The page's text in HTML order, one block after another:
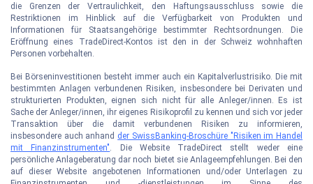
die Grenzen der Vertraulichkeit, den Haftungsausschluss sowie die
Restriktionen im Hinblick auf die Verfügbarkeit von Produkten und
Informationen für Staatsangehörige bestimmter Rechtsordnungen. Die
Eröffnung eines TradeDirect-Kontos ist den in der Schweiz wohnhaften
Personen vorbehalten.
Bei Börseninvestitionen besteht immer auch ein Kapitalverlustrisiko. Die mit
bestimmten Anlagen verbundenen Risiken, insbesondere bei Derivaten und
strukturierten Produkten, eignen sich nicht für alle Anleger/innen. Es ist
Sache der Anleger/innen, ihr eigenes Risikoprofil zu kennen und sich vor jeder
Transaktion über die damit verbundenen Risiken zu informieren,
insbesondere auch anhand der SwissBanking-Broschüre "Risiken im Handel
mit Finanzinstrumenten". Die Website TradeDirect stellt weder eine
persönliche Anlageberatung dar noch bietet sie Anlageempfehlungen. Bei den
auf dieser Website angebotenen Informationen und/oder Unterlagen zu